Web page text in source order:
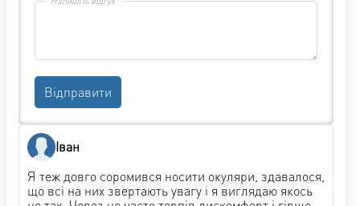
Іван
Я теж довго соромився носити окуляри, здавалося,
що всі на них звертають увагу і я виглядаю якось
Відправити